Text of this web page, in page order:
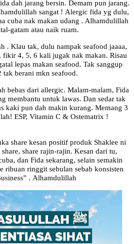
dah jarang bersin. Demam pun jarang.
sangat ! Alergic fida yg dulu,
cuba nak makan udang . Alhamdulillah
gatam atau naik ruam.
. Klau tak, dulu nampak seafood jaaaa,
fikir 4, 5, 6 kali jugak nak makan. Risau
lepas makan seafood. Tak sanggup
tak berani mkn seafood.
bebas dari allergic. Malam-malam, Fida
membantu untuk lawas. Dan sedar tak
kaki pun dah makin kurang. Memang 3
ESP, Vitamin C & Ostematrix !
share kesan positif produk Shaklee ni
share rajin-rajin. Kesan dari tu,
dan Fida sekarang, selain semakin
ribuan ringgit sebulan sebab konsisten
. Alhamdulillah